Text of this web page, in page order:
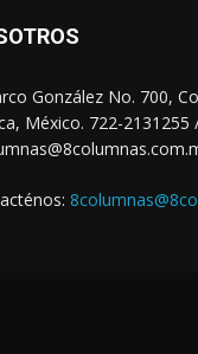
González No. 700,
México. 722-2131255